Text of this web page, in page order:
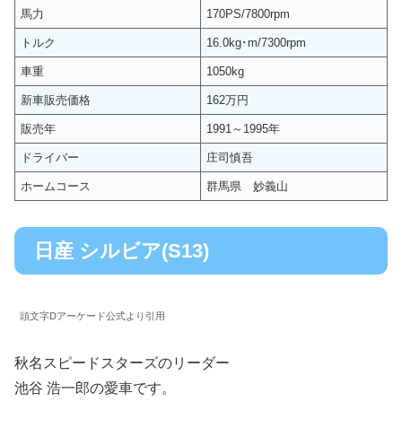
馬力 170PS/7800rpm
トルク 16.0kg･m/7300rpm
車重 1050kg
新車販売価格 162万円
販売年 1991～1995年
ドライバー 庄司慎吾
ホームコース 群馬県 妙義山
日産 シルビア(S13)
頭文字Dアーケード公式より引用
秋名スピードスターズのリーダー
池谷 浩一郎の愛車です。